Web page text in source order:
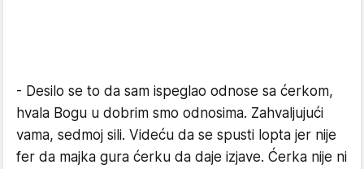
- Desilo se to da sam ispeglao odnose sa ćerkom,
hvala Bogu u dobrim smo odnosima. Zahvaljujući
vama, sedmoj sili. Videću da se spusti lopta jer nije
fer da majka gura ćerku da daje izjave. Ćerka nije ni